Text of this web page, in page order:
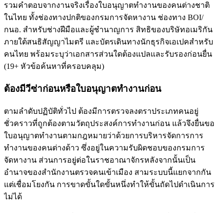
รวมคำตอบจากงานจริงเรื่องใบอนุญาตทำงานของคนต่างชาติ
ในไทย ทั้งช่องทางปกติของกรมการจัดหางาน ช่องทาง BOI/
กนอ. สำหรับช่างฝีมือและผู้ชำนาญการ สิทธิของบริษัทอเมริกัน
ภายใต้สนธิสัญญาไมตรี และบัตรเดินทางนักธุรกิจเอเปคสำหรับ
คนไทย พร้อมระบุว่าเอกสารส่วนใดต้องแปลและรับรองก่อนยื่น
(19+ หัวข้อค้นหาที่ครอบคลุม)
ต้องมีวีซ่าก่อนหรือใบอนุญาตทำงานก่อน
ตามลำดับปฏิบัติทั่วไป ต้องมีการตรวจลงตราประเภทคนอยู่
ชั่วคราวที่ถูกต้องตามวัตถุประสงค์การทำงานก่อน แล้วจึงยื่นขอ
ใบอนุญาตทำงานตามกฎหมายว่าด้วยการบริหารจัดการการ
ทำงานของคนต่างด้าว ซึ่งอยู่ในความรับผิดชอบของกรมการ
จัดหางาน ส่วนการอยู่ต่อในราชอาณาจักรหลังจากนั้นเป็น
อำนาจของสำนักงานตรวจคนเข้าเมือง สามระบบนี้แยกจากกัน
แต่เชื่อมโยงกัน การขาดขั้นใดขั้นหนึ่งทำให้ขั้นถัดไปดำเนินการ
ไม่ได้